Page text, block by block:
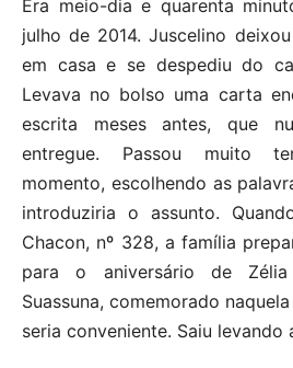
Era meio-dia e quarenta
julho de 2014. Juscelino
em casa e se despediu do
Levava no bolso uma carta
escrita meses antes, que
entregue. Passou muito
momento, escolhendo as
introduziria o assunto.
Chacon, nº 328, a família
para o aniversário de
Suassuna, comemorado
seria conveniente. Saiu levando